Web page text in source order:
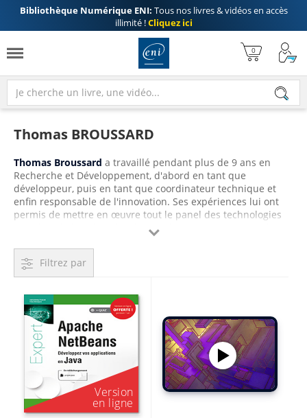
Bibliothèque Numérique ENI: Tous nos livres & vidéos en accès
illimité !Cliquez ici
Thomas BROUSSARD
Thomas Broussard a travaillé pendant plus de 9 ans en
Recherche et Développement, d'abord en tant que
développeur, puis en tant que coordinateur technique et
enfin responsable de l'innovation. Ses expériences lui ont
permis de mettre en œuvre tout le panel des technologies
Java dans le but de créer des produits innovants. Fort de ces
expériences, il assume depuis 6 ans, en parallèle de son
poste principal, une activité d'enseignant en modélisation et
développement Java auprès d'écoles d'ingénieurs.

Filtrez par